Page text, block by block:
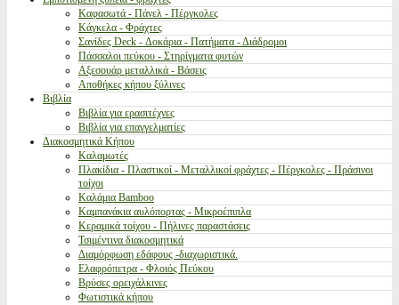
Καφασωτά - Πάνελ - Πέργκολες
Κάγκελα - Φράχτες
Σανίδες Deck - Δοκάρια - Πατήματα - Διάδρομοι
Πάσσαλοι πεύκου - Στηρίγματα φυτών
Αξεσουάρ μεταλλικά - Βάσεις
Αποθήκες κήπου ξύλινες
Βιβλία
Βιβλία για ερασιτέχνες
Βιβλία για επαγγελματίες
Διακοσμητικά Κήπου
Καλαμωτές
Πλακίδια - Πλαστικοί - Μεταλλικοί φράχτες - Πέργκολες - Πράσινοι
τοίχοι
Καλάμια Bamboo
Καμπανάκια αυλόπορτας - Μικροέπιπλα
Κεραμικά τοίχου - Πήλινες παραστάσεις
Τσιμέντινα διακοσμητικά
Διαμόρφωση εδάφους -διαχωριστικά.
Ελαφρόπετρα - Φλοιός Πεύκου
Βρύσες ορειχάλκινες
Φωτιστικά κήπου